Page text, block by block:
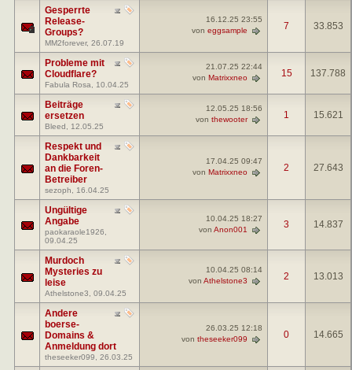
Gesperrte
Release-
Groups?
MM2forever, 26.07.19
16.12.25 23:55
von eggsample 7 33.853
Probleme mit
Cloudflare?
Fabula Rosa , 10.04.25
21.07.25 22:44
von Matrixxneo 15 137.788
Beiträge
ersetzen
Bleed , 12.05.25
12.05.25 18:56
von thewooter 1 15.621
Respekt und
Dankbarkeit
an die Foren-
Betreiber
sezoph , 16.04.25
17.04.25 09:47
von Matrixxneo 2 27.643
Ungültige
Angabe
paokaraole1926
09.04.25
10.04.25 18:27
von Anon001 3 14.837
Murdoch
Mysteries zu
leise
Athelstone3 , 09.04.25
10.04.25 08:14
von Athelstone3 2 13.013
Andere
boerse-
Domains &
Anmeldung dort
theseeker099 , 26.03.25
26.03.25 12:18
von theseeker099 0 14.665